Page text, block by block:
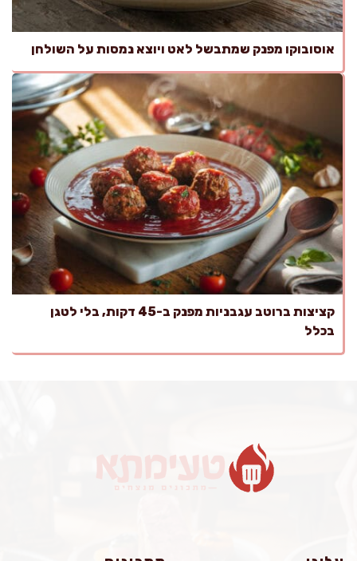
אוסובוקו מפנק שמתבשל לאט ויוצא נמסות על השולחן
קציצות ברוטב עגבניות מפנק ב-45 דקות, בלי לטגן
בכלל